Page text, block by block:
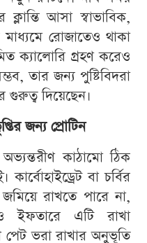
আসা স্বাভাবিক,
মাধ্যমে রোজাতেও থাকা
ক্যালোরি গ্রহণ করেও
তার জন্য পুষ্টিবিদরা
গুরুত্ব দিয়েছেন।
জন্য প্রোটিন
কাঠামো ঠিক
বা চর্বির
রাখতে পারে না,
ইফতারে এটি রাখা
পেট ভরা রাখার অনুভূতি